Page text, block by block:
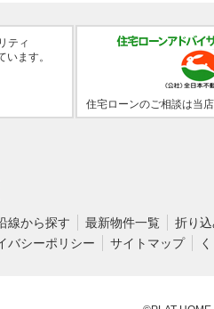
ティ
ます。
住宅ローンのご相談は当
線から探す 最新物件一覧
折り
バシーポリシー サイトマップ